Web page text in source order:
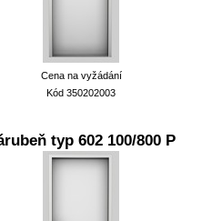
Cena na vyžádání
Kód 350202003
typ 602 100/800 P